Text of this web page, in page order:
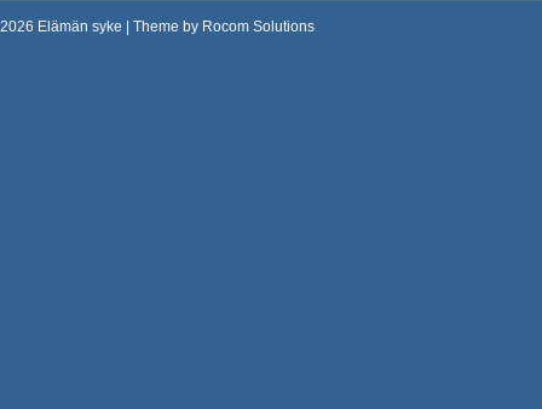
2026 Elämän syke | Theme by Rocom Solutions